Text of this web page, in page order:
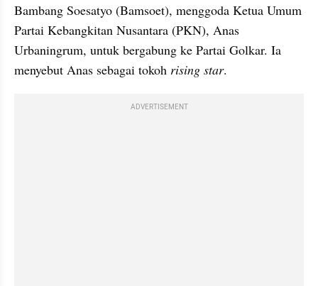
Bambang Soesatyo (Bamsoet), menggoda Ketua Umum
Partai Kebangkitan Nusantara (PKN), Anas
Urbaningrum, untuk bergabung ke Partai Golkar. Ia
menyebut Anas sebagai tokoh rising star.
ADVERTISEMENT